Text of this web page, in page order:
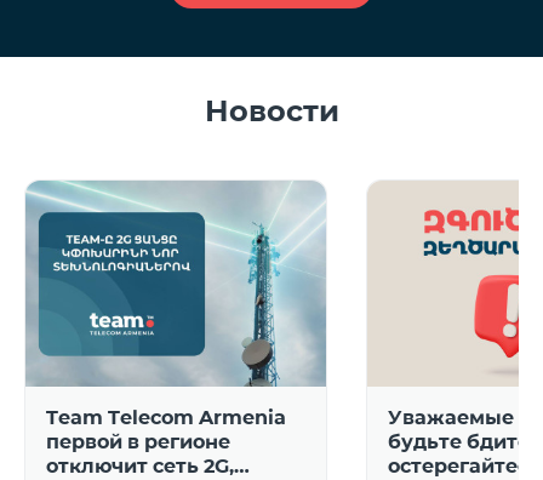
Новости
Team Telecom Armenia
первой в регионе
отключит сеть 2G,
Уважаемые
будьте
остерегайтесь